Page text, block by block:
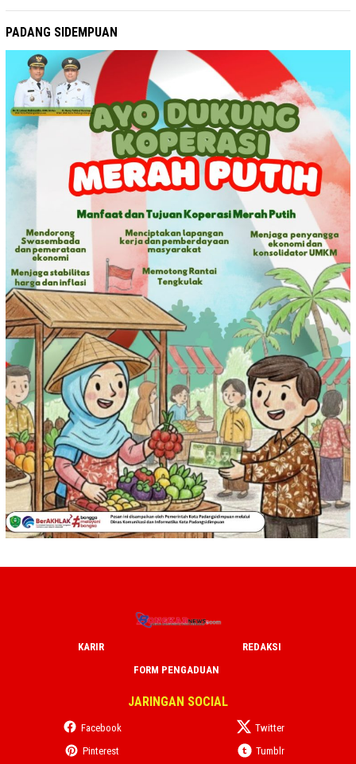
PADANG SIDEMPUAN
KARIR
REDAKSI
FORM PENGADUAN
JARINGAN SOCIAL
Facebook
Twitter
Pinterest
Tumblr